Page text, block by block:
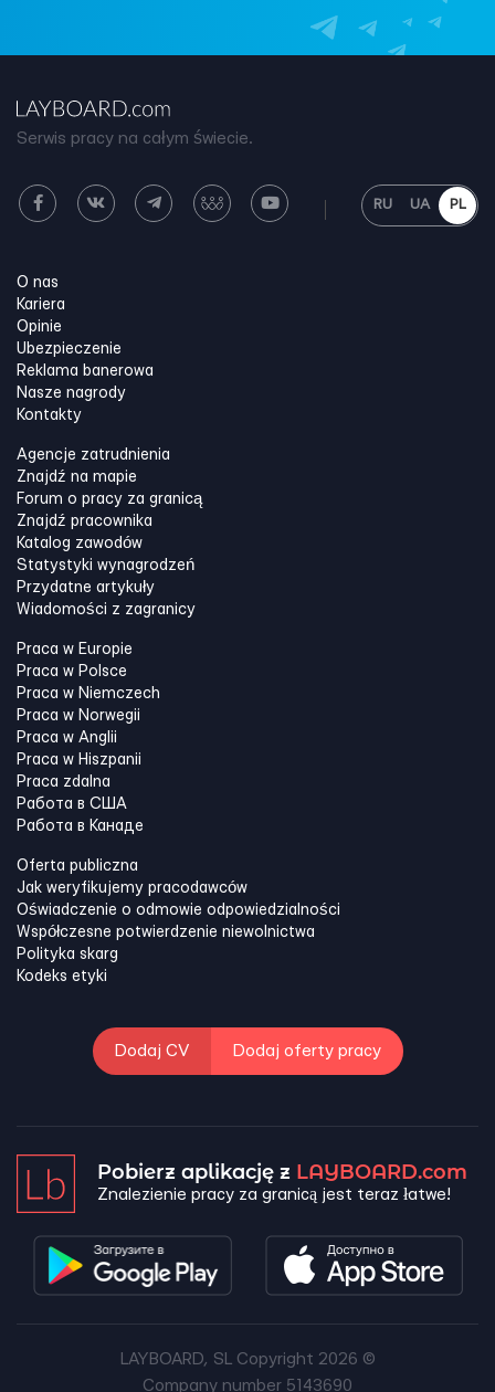
Serwis pracy na całym świecie.
RU UA PL
O nas
Kariera
Opinie
Ubezpieczenie
Reklama banerowa
Nasze nagrody
Kontakty
Agencje zatrudnienia
Znajdź na mapie
Forum o pracy za granicą
Znajdź pracownika
Katalog zawodów
Statystyki wynagrodzeń
Przydatne artykuły
Wiadomości z zagranicy
Praca w Europie
Praca w Polsce
Praca w Niemczech
Praca w Norwegii
Praca w Anglii
Praca w Hiszpanii
Praca zdalna
Работа в США
Работа в Канадe
Oferta publiczna
Jak weryfikujemy pracodawców
Oświadczenie o odmowie odpowiedzialności
Współczesne potwierdzenie niewolnictwa
Polityka skarg
Kodeks etyki
Dodaj CV Dodaj oferty pracy
Pobierz aplikację z LAYBOARD.com
Znalezienie pracy za granicą jest teraz łatwe!
LAYBOARD, SL Copyright 2026 ©
Company number 5143690